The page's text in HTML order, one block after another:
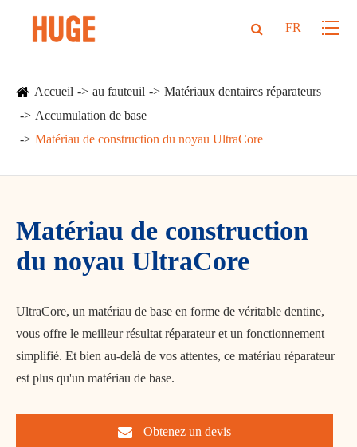
FR
Accueil au fauteuil
Matériaux dentaires réparateurs
Accumulation de base
Matériau de construction du noyau UltraCore
Matériau de construction
du noyau UltraCore
UltraCore, un matériau de base en forme de véritable dentine,
vous offre le meilleur résultat réparateur et un fonctionnement
simplifié. Et bien au-delà de vos attentes, ce matériau réparateur
est plus qu'un matériau de base.
Obtenez un devis